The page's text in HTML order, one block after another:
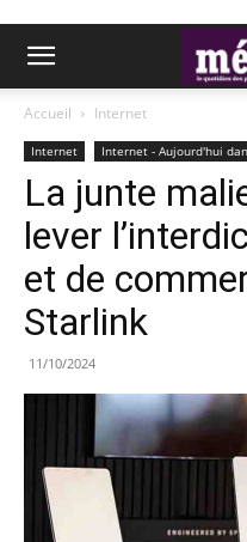
Accueil Internet
Internet Internet - Aujourd'hui
La junte
lever
et de
Starlink
11/10/2024